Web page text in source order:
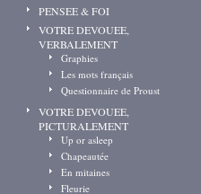
PENSEE & FOI
VOTRE DEVOUEE,
VERBALEMENT
Graphies
Les mots français
Questionnaire de Proust
VOTRE DEVOUEE,
PICTURALEMENT
Up or asleep
Chapeautée
En mitaines
Fleurie